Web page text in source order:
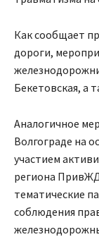
Как сообщает
дороги,
Бекетовская, а
Аналогичное
Волгограде на
участием
региона
тематические
соблюдения